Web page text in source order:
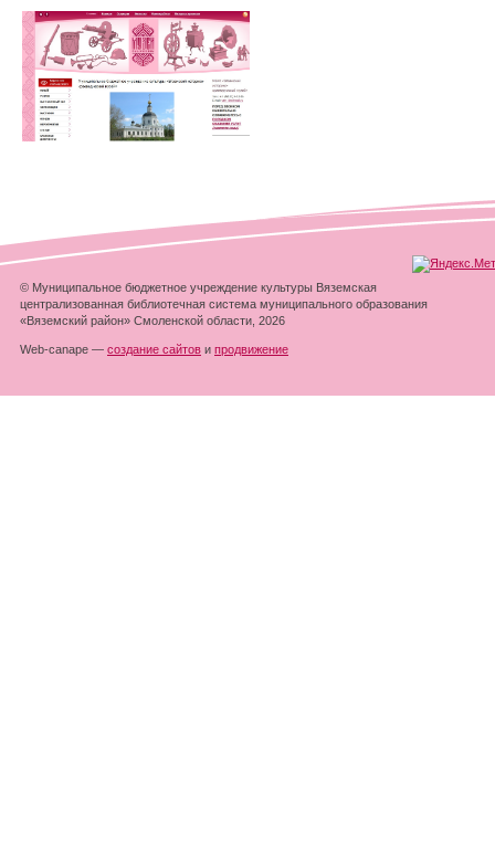
© Муниципальное бюджетное учреждение культуры Вяземская
централизованная библиотечная система муниципального образования
«Вяземский район» Смоленской области, 2026
Web-canape — создание сайтов и продвижение